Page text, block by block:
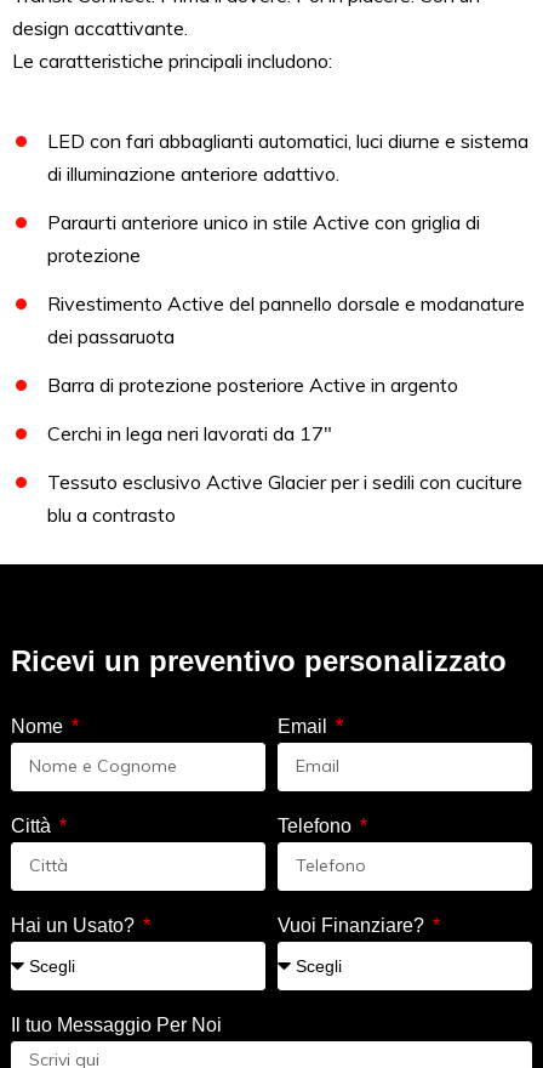
design accattivante.
Le caratteristiche principali includono:
LED con fari abbaglianti automatici, luci diurne e sistema
di illuminazione anteriore adattivo.
Paraurti anteriore unico in stile Active con griglia di
protezione
Rivestimento Active del pannello dorsale e modanature
dei passaruota
Barra di protezione posteriore Active in argento
Cerchi in lega neri lavorati da 17″
Tessuto esclusivo Active Glacier per i sedili con cuciture
blu a contrasto
Ricevi un preventivo personalizzato
Nome Email
Città Telefono
Hai un Usato? Vuoi Finanziare?
Il tuo Messaggio Per Noi